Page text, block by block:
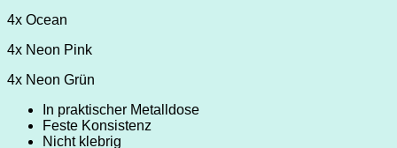
4x Ocean
4x Neon Pink
4x Neon Grün
In praktischer Metalldose
Feste Konsistenz
Nicht klebrig